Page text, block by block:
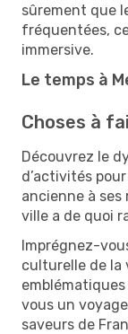
sûrement que
fréquentées,
immersive.
Le temps à
Choses à
Découvrez le
d’activités
ancienne à
ville a de quoi
Imprégnez-
culturelle de la
vous un
saveurs de